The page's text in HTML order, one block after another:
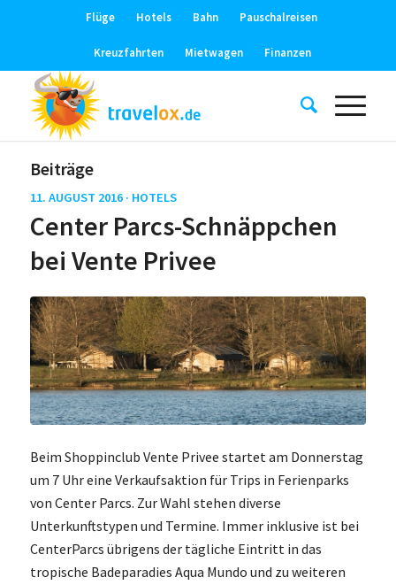
Flüge Hotels Bahn Pauschalreisen
Kreuzfahrten Mietwagen Finanzen
Beiträge
11. AUGUST 2016 · HOTELS
Center Parcs-Schnäppchen
bei Vente Privee
Beim Shoppinclub Vente Privee startet am Donnerstag
um 7 Uhr eine Verkaufsaktion für Trips in Ferienparks
von Center Parcs. Zur Wahl stehen diverse
Unterkunftstypen und Termine. Immer inklusive ist bei
CenterParcs übrigens der tägliche Eintritt in das
tropische Badeparadies Aqua Mundo und zu weiteren